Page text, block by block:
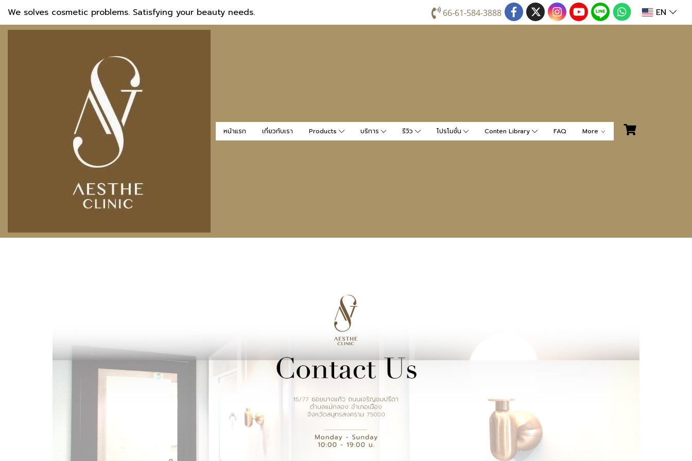
We solves cosmetic problems. Satisfying your beauty needs. 66-61-584-3888 EN
หน้าแรก เกี่ยวกับเรา Products บริการ รีวิว โปรโมชั่น Conten Library FAQ More